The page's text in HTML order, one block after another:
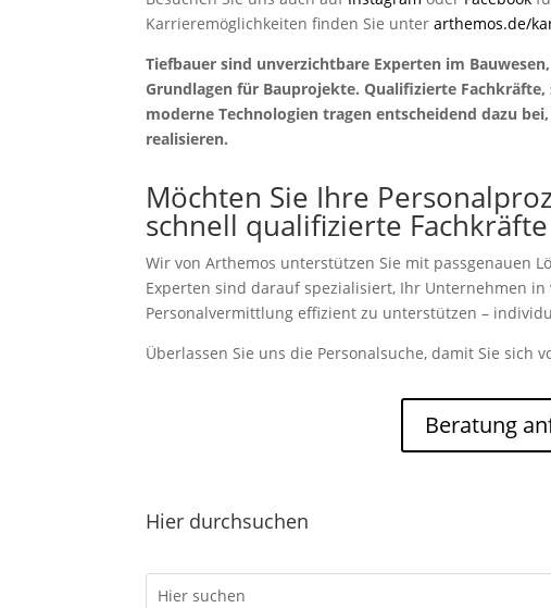
Karrieremöglichkeiten finden Sie unterarthemos.de/
Tiefbauer sind unverzichtbare Experten im
Grundlagen für Bauprojekte. Qualifizierte
moderne Technologien tragen entscheidend dazu
realisieren.
Möchten Sie Ihre
schnell qualifizierte
Wir von Arthemos unterstützen Sie mit passgenauen
Experten sind darauf spezialisiert, Ihr Unternehmen
Personalvermittlung effizient zu unterstützen –
Überlassen Sie uns die Personalsuche, damit Sie sich
Beratung
Hier durchsuchen